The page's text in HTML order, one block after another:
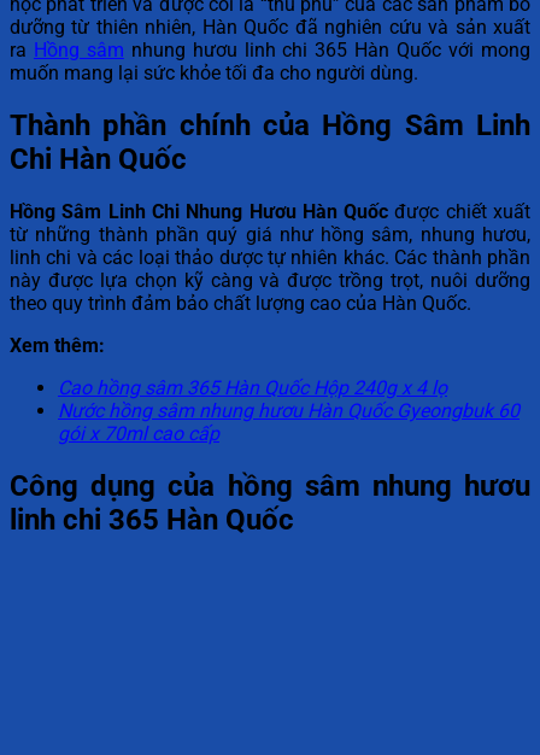
dưỡng từ thiên nhiên, Hàn Quốc đã nghiên cứu và sản xuất
ra Hồng sâm nhung hươu linh chi 365 Hàn Quốc với mong
muốn mang lại sức khỏe tối đa cho người dùng.
Thành phần chính của Hồng Sâm Linh
Chi Hàn Quốc
Hồng Sâm Linh Chi Nhung Hươu Hàn Quốc được chiết xuất
từ những thành phần quý giá như hồng sâm, nhung hươu,
linh chi và các loại thảo dược tự nhiên khác. Các thành phần
này được lựa chọn kỹ càng và được trồng trọt, nuôi dưỡng
theo quy trình đảm bảo chất lượng cao của Hàn Quốc.
Xem thêm:
Cao hồng sâm 365 Hàn Quốc Hộp 240g x 4 lọ
Nước hồng sâm nhung hươu Hàn Quốc Gyeongbuk 60
gói x 70ml cao cấp
Công dụng của hồng sâm nhung hươu
linh chi 365 Hàn Quốc